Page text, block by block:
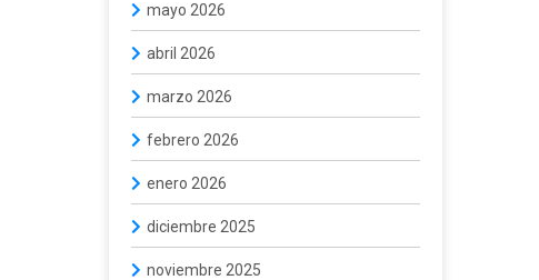
mayo 2026
abril 2026
marzo 2026
febrero 2026
enero 2026
diciembre 2025
noviembre 2025